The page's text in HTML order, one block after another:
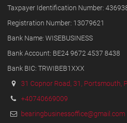
Taxpayer Identification Number:
Registration Number: 13079621
Bank Name: WISEBUSINESS
Bank Account: BE24 9672 4537 8438
Bank BIC: TRWIBEB1XXX
31 Copnor Road, 31, Portsmouth,
+40740669009
bearingbusinessoffice@gmail.com